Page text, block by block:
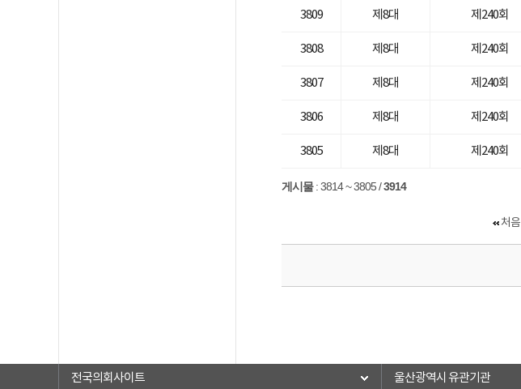
3809 제8대 제240회
3808 제8대 제240회
3807 제8대 제240회
3806 제8대 제240회
3805 제8대 제240회
게시물: 3814 ~ 3805 /3914
처음
전국의회사이트 울산광역시 유관기관